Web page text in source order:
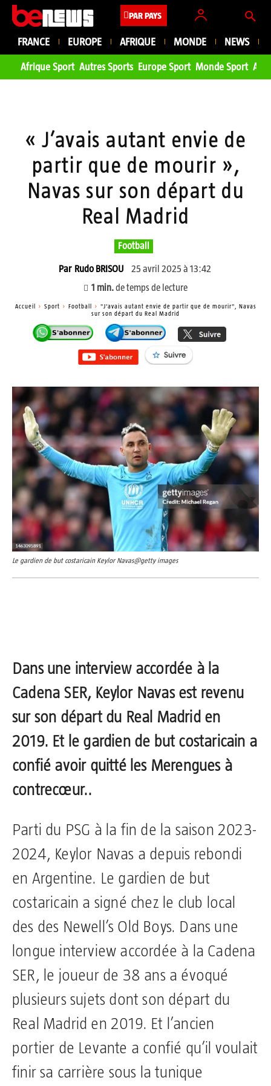
PAR PAYS
FRANCE EUROPE AFRIQUE MONDE NEWS
Afrique Sport Autres Sports Europe Sport Monde Sport
« J’avais autant envie de
partir que de mourir »,
Navas sur son départ du
Real Madrid
Football
Par Rudo BRISOU
25 avril 2025 à 13:42
1 min.de temps de lecture
Accueil Sport Football
"J'avais autant envie de partir que de mourir", Navas
sur son départ du Real Madrid
Le gardien de but costaricain Keylor Navas@getty images
Dans une interview accordée à la
Cadena SER, Keylor Navas est revenu
sur son départ du Real Madrid en
2019. Et le gardien de but costaricain a
confié avoir quitté les Merengues à
contrecœur..
Parti du PSG à la fin de la saison 2023-
2024, Keylor Navas a depuis rebondi
en Argentine. Le gardien de but
costaricain a signé chez le club local
des des Newell’s Old Boys. Dans une
longue interview accordée à la Cadena
SER, le joueur de 38 ans a évoqué
plusieurs sujets dont son départ du
Real Madrid en 2019. Et l’ancien
portier de Levante a confié qu’il voulait
finir sa carrière sous la tunique